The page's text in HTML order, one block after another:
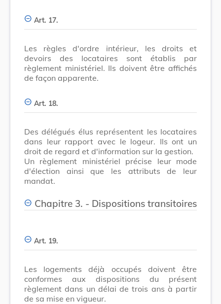
Art. 17.
Les règles d'ordre intérieur, les droits et
devoirs des locataires sont établis par
règlement ministériel. Ils doivent être affichés
de façon apparente.
Art. 18.
Des délégués élus représentent les locataires
dans leur rapport avec le logeur. Ils ont un
droit de regard et d'information sur la gestion.
Un règlement ministériel précise leur mode
d'élection ainsi que les attributs de leur
mandat.
Chapitre 3. - Dispositions transitoires
Art. 19.
Les logements déjà occupés doivent être
conformes aux dispositions du présent
règlement dans un délai de trois ans à partir
de sa mise en vigueur.